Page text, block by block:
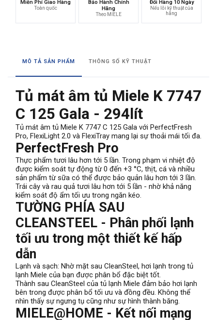
Miễn Phí Giao Hàng
Toàn quốc
Bảo Hành Chính
Hãng
Theo MIELE
Đổi Hàng 10 Ngày
Nếu lỗi kỹ thuật của
hãng
MÔ TẢ SẢN PHẨM THÔNG SỐ KỸ THUẬT
Tủ mát âm tủ Miele K 7747
C 125 Gala - 294lít
Tủ mát âm tủ Miele K 7747 C 125 Gala với PerfectFresh
Pro, FlexiLight 2.0 và FlexiTray mang lại sự thoải mái tối đa.
PerfectFresh Pro
Thực phẩm tươi lâu hơn tới 5 lần. Trong phạm vi nhiệt độ
được kiểm soát tự động từ 0 đến +3 °C, thịt, cá và nhiều
sản phẩm từ sữa có thể được bảo quản lâu hơn tới 3 lần.
Trái cây và rau quả tươi lâu hơn tới 5 lần - nhờ khả năng
kiểm soát độ ẩm tối ưu trong ngăn kéo.
TƯỜNG PHÍA SAU
CLEANSTEEL - Phân phối lạnh
tối ưu trong một thiết kế hấp
dẫn
Lạnh và sạch: Nhờ mặt sau CleanSteel, hơi lạnh trong tủ
lạnh Miele của bạn được phân bổ đặc biệt tốt.
Thành sau CleanSteel của tủ lạnh Miele đảm bảo hơi lạnh
bên trong được phân bổ tối ưu và đồng đều. Không thể
nhìn thấy sự ngưng tụ cũng như sự hình thành băng.
MIELE@HOME - Kết nối mạng